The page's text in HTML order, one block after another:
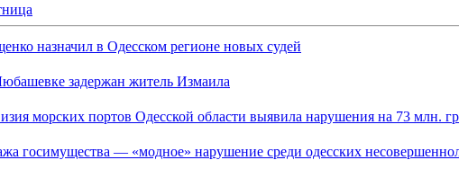
назначил в Одесском регионе новых судей
задержан житель Измаила
морских портов Одесской области выявила нарушения на 73 млн.
госимущества — «модное» нарушение среди одесских